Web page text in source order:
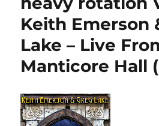
Keith Emerson
Lake – Live
Manticore Hall